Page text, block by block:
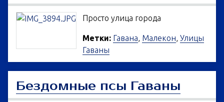
Просто улица города
Метки: Гавана, Малекон, Улицы
Гаваны
Бездомные псы Гаваны